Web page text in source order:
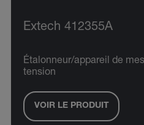
Extech 412355A
Étalonneur/appareil de
tension
VOIR LE PRODUIT